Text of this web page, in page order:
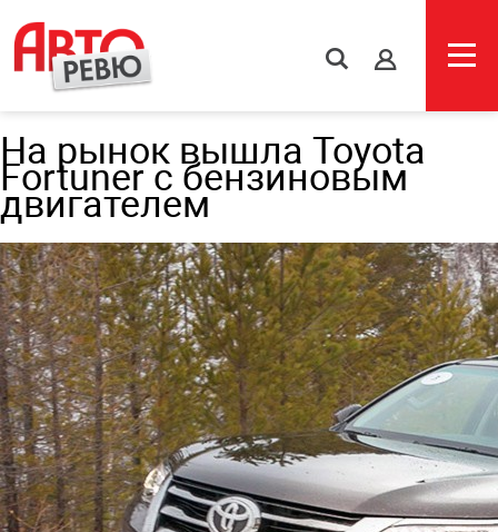
s
На рынок вышла Toyota
Fortuner с бензиновым
двигателем